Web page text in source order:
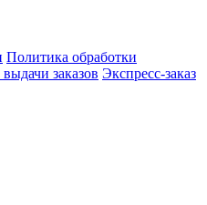
Политика обработки
заказов Экспресс-заказ